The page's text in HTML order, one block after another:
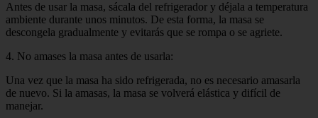
Antes de usar la masa, sácala del refrigerador y déjala a temperatura
ambiente durante unos minutos. De esta forma, la masa se
descongela gradualmente y evitarás que se rompa o se agriete.
4. No amases la masa antes de usarla:
Una vez que la masa ha sido refrigerada, no es necesario amasarla
de nuevo. Si la amasas, la masa se volverá elástica y difícil de
manejar.